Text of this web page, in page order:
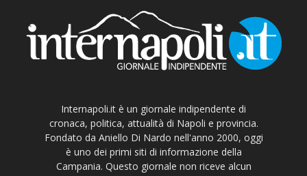
Internapoli.it è un giornale indipendente di
cronaca, politica, attualità di Napoli e provincia.
Fondato da Aniello Di Nardo nell'anno 2000, oggi
è uno dei primi siti di informazione della
Campania. Questo giornale non riceve alcun